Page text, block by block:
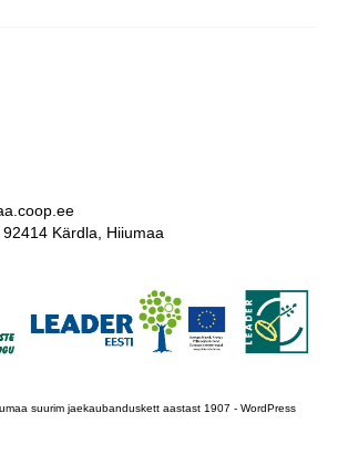
Kärdla, Hiiumaa
suurim jaekaubanduskett aastast 1907 - WordPress